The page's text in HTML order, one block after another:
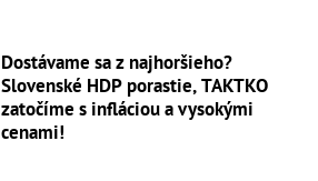
Dostávame sa z najhoršieho?
Slovenské HDP porastie, TAKTKO
zatočíme s infláciou a vysokými
cenami!